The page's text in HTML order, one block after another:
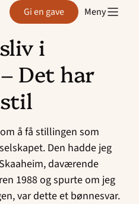
Gi en gave Meny
i
Det har
å få stillingen som
Den hadde jeg
daværende
1988 og spurte om jeg
var dette et bønnesvar.